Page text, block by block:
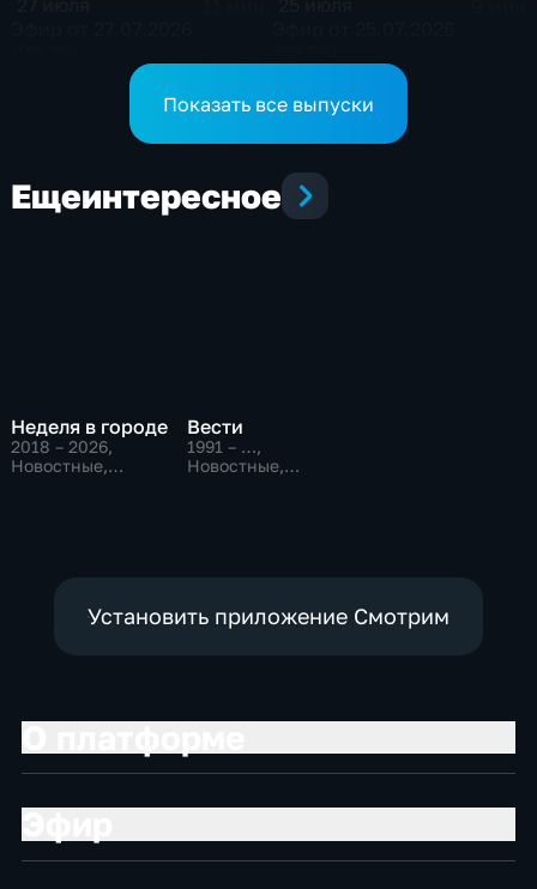
Показать все выпуски
Ещеинтересное
Неделя в городе
2018 – 2026,
Новостные,
Вести
1991 – …,
Новостные,
Установить приложение Смотрим